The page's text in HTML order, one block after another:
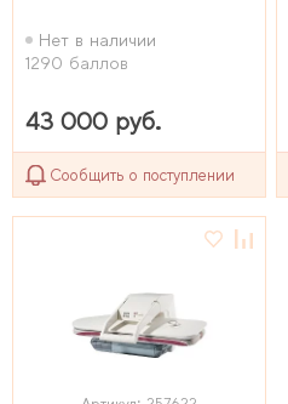
Нет в наличии
1290 баллов
43 000 руб.
Сообщить о поступлении